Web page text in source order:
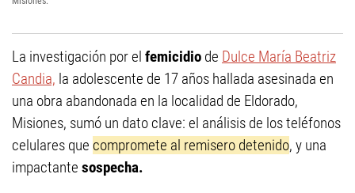
La investigación por el femicidio de Dulce María Beatriz
Candia, la adolescente de 17 años hallada asesinada en
una obra abandonada en la localidad de Eldorado,
Misiones, sumó un dato clave: el análisis de los teléfonos
celulares que compromete al remisero detenido, y una
impactante sospecha.